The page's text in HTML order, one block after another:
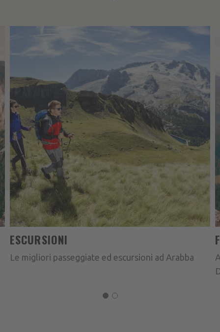
ESCURSIONI
Le migliori passeggiate ed escursioni ad Arabba